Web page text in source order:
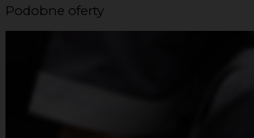
Podobne oferty